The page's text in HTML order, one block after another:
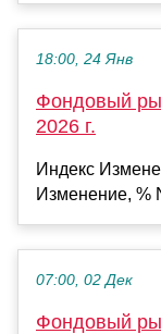
18:00, 24 Янв
Фондовый
2026 г.
Индекс
Изменение, %
07:00, 02 Дек
Фондовый